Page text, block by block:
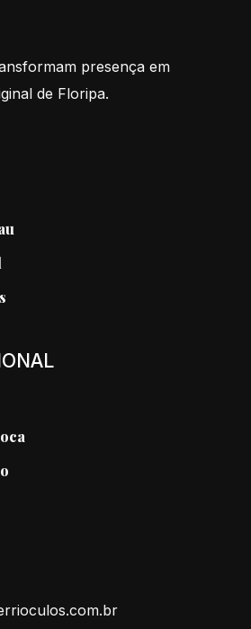
presença em
de Floripa.